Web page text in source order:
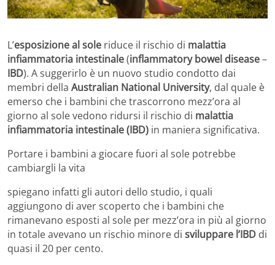
L’esposizione al sole riduce il rischio di malattia
infiammatoria intestinale(inflammatory bowel disease–
IBD). A suggerirlo è un nuovo studio condotto dai
membri della Australian National University, dal quale è
emerso che i bambini che trascorrono mezz’ora al
giorno al sole vedono ridursi il rischio di malattia
infiammatoria intestinale (IBD) in maniera significativa.
Portare i bambini a giocare fuori al sole potrebbe
cambiargli la vita
spiegano infatti gli autori dello studio, i quali
aggiungono di aver scoperto che i bambini che
rimanevano esposti al sole per mezz’ora in più al giorno
in totale avevano un rischio minore di sviluppare l’IBD di
quasi il 20 per cento.